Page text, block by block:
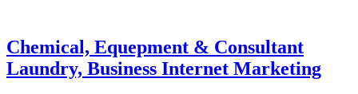
Chemical, Equepment & Consultant
Laundry, Business Internet Marketing